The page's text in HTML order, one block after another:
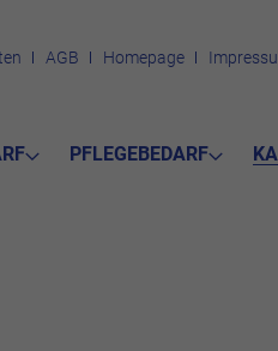
AGB Homepage
PFLEGEBEDARF